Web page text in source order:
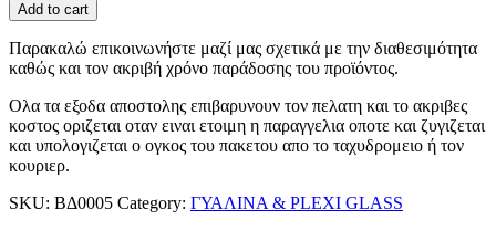
Add to cart
Παρακαλώ επικοινωνήστε μαζί μας σχετικά με την διαθεσιμότητα
καθώς και τον ακριβή χρόνο παράδοσης του προϊόντος.
Ολα τα εξοδα αποστολης επιβαρυνουν τον πελατη και το ακριβες
κοστος οριζεται οταν ειναι ετοιμη η παραγγελια οποτε και ζυγιζεται
και υπολογιζεται ο ογκος του πακετου απο το ταχυδρομειο ή τον
κουριερ.
SKU: ΒΔ0005 Category: ΓΥΑΛΙΝΑ & PLEXI GLASS